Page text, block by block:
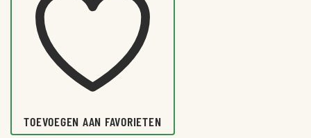
TOEVOEGEN AAN FAVORIETEN